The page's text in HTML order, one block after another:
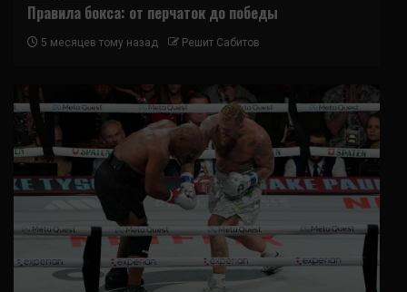
Правила бокса: от перчаток до победы
5 месяцев тому назад Решит Сабитов